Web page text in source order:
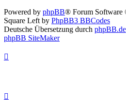
Powered by phpBB® Forum Software
Square Left by PhpBB3 BBCodes
Deutsche Übersetzung durch phpBB.de
phpBB SiteMaker